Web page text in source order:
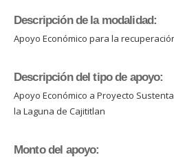
Descripción de la modalidad:
Apoyo Económico para la
Descripción del tipo de apoyo:
Apoyo Económico a Proyecto
la Laguna de Cajititlan
Monto del apoyo: